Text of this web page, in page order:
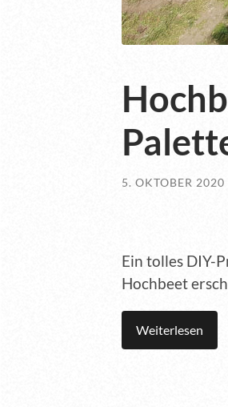
5. OKTOBER 2020
Ein tolles DIY-
Hochbeet
Weiterlesen